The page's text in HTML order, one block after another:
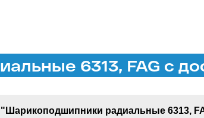
6313, FAG с
"Шарикоподшипники радиальные 6313,